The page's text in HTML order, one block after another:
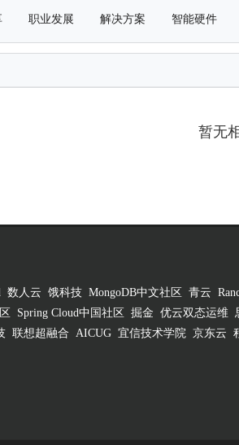
职业发展 解决方案 智能硬件
暂无
数人云 饿科技 MongoDB中文社区 青云
Spring Cloud中国社区 掘金 优云双态运维
联想超融合 AICUG 宜信技术学院 京东云